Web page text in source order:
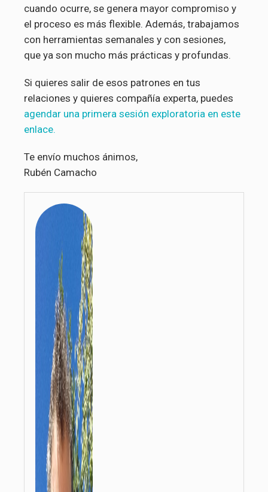
cuando ocurre, se genera mayor compromiso y
el proceso es más flexible. Además, trabajamos
con herramientas semanales y con sesiones,
que ya son mucho más prácticas y profundas.
Si quieres salir de esos patrones en tus
relaciones y quieres compañía experta, puedes
agendar una primera sesión exploratoria en este
enlace.
Te envío muchos ánimos,
Rubén Camacho